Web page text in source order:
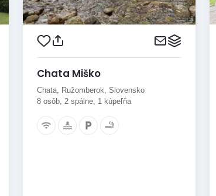
Chata Miško
Chata, Ružomberok, Slovensko
8 osôb, 2 spálne, 1 kúpeľňa